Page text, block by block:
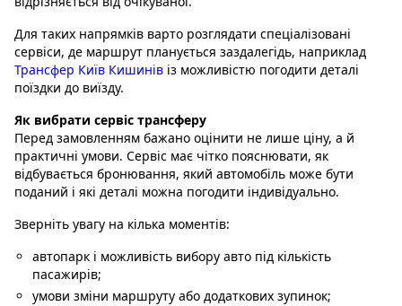
Для таких напрямків варто розглядати спеціалізовані
сервіси, де маршрут планується заздалегідь, наприклад
Трансфер Київ Кишинів із можливістю погодити деталі
поїздки до виїзду.
Як вибрати сервіс трансферу
Перед замовленням бажано оцінити не лише ціну, а й
практичні умови. Сервіс має чітко пояснювати, як
відбувається бронювання, який автомобіль може бути
поданий і які деталі можна погодити індивідуально.
Зверніть увагу на кілька моментів:
автопарк і можливість вибору авто під кількість
пасажирів;
умови зміни маршруту або додаткових зупинок;